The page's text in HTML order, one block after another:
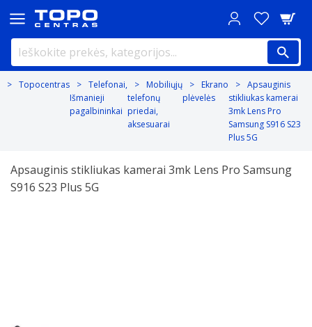
Topocentras
Telefonai,
Išmanieji
pagalbininkai
Mobiliųjų
telefonų
priedai,
aksesuarai
Ekrano
plėvelės
Apsauginis
stikliukas kamerai
3mk Lens Pro
Samsung S916 S23
Plus 5G
Apsauginis stikliukas kamerai 3mk Lens Pro Samsung
S916 S23 Plus 5G